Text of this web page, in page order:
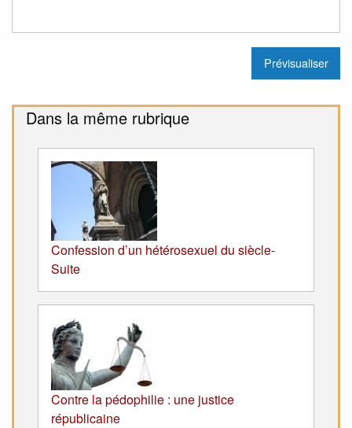
Dans la même rubrique
Confession d’un hétérosexuel du siècle-
Suite
Contre la pédophilie : une justice
républicaine